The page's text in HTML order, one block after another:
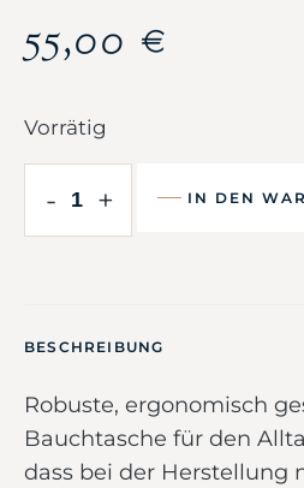
55,00 €
Vorrätig
- + IN DEN
BESCHREIBUNG
Robuste, ergonomisch
Bauchtasche für den
dass bei der Herstellung